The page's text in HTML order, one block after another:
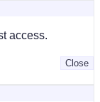
access.
Close